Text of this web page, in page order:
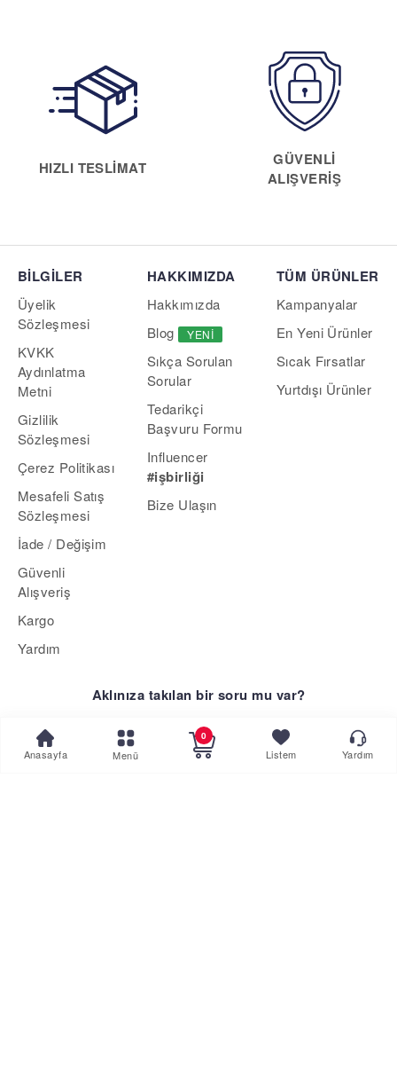
HIZLI TESLIMAT
GÜVENLI
ALIŞVERIŞ
BİLGİLER
Üyelik
Sözleşmesi
KVKK
Aydınlatma
Metni
Gizlilik
Sözleşmesi
Çerez Politikası
Mesafeli Satış
Sözleşmesi
İade / Değişim
Güvenli
Alışveriş
Kargo
Yardım
HAKKIMIZDA
Hakkımızda
Blog YENI
Sıkça Sorulan
Sorular
Tedarikçi
Başvuru Formu
Influencer
#işbirliği
Bize Ulaşın
TÜM ÜRÜNLER
Kampanyalar
En Yeni Ürünler
Sıcak Fırsatlar
Yurtdışı Ürünler
Aklınıza takılan bir soru mu var?
Hemen Destek Alın
Anasayfa Menü
0
Listem Yardım